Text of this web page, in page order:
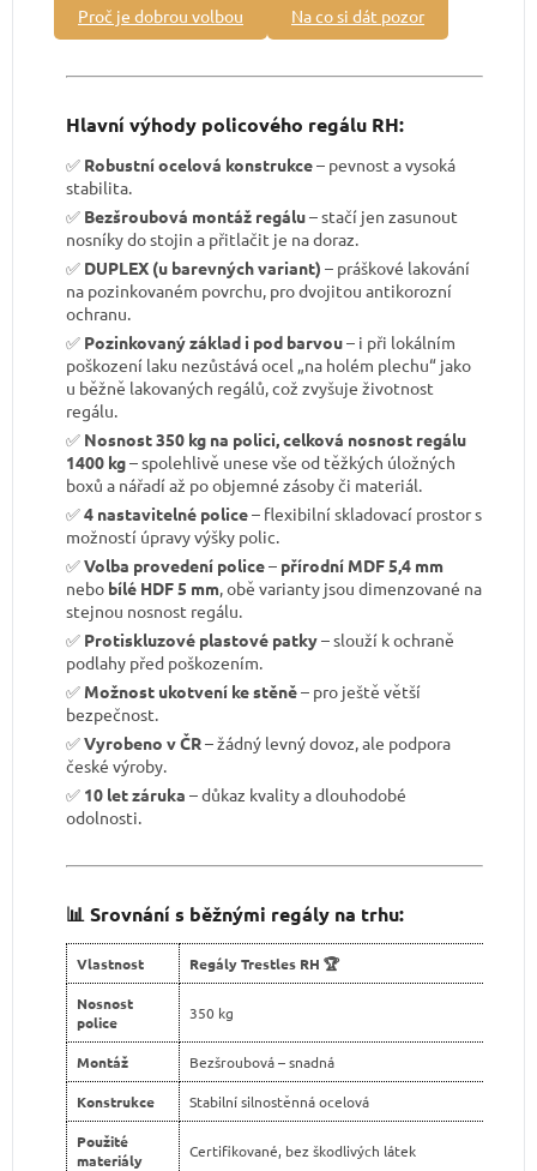
Proč je dobrou volbou Na co si dát pozor
Hlavní výhody policového regálu RH:
✅ Robustní ocelová konstrukce– pevnost a vysoká
stabilita.
✅ Bezšroubová montáž regálu– stačí jen zasunout
nosníky do stojin a přitlačit je na doraz.
✅ DUPLEX (u barevných variant) – práškové lakování
na pozinkovaném povrchu, pro dvojitou antikorozní
ochranu.
✅ Pozinkovaný základ i pod barvou– i při lokálním
poškození laku nezůstává ocel „na holém plechu“ jako
u běžně lakovaných regálů, což zvyšuje životnost
regálu.
✅ Nosnost 350 kg na polici, celková nosnost regálu
1400 kg– spolehlivě unese vše od těžkých úložných
boxů a nářadí až po objemné zásoby či materiál.
✅4 nastavitelné police– flexibilní skladovací prostor s
možností úpravy výšky polic.
✅Volba provedení police– přírodní MDF 5,4 mm
nebo bílé HDF 5 mm, obě varianty jsou dimenzované na
stejnou nosnost regálu.
✅ Protiskluzové plastové patky– slouží k ochraně
podlahy před poškozením.
✅ Možnost ukotvení ke stěně– pro ještě větší
bezpečnost.
✅Vyrobeno v ČR– žádný levný dovoz, ale podpora
české výroby.
✅ 10 let záruka – důkaz kvality a dlouhodobé
odolnosti.
📊 Srovnání s běžnými regály na trhu:
Vlastnost Regály Trestles RH 🏆
Nosnost
police
350 kg
Montáž Bezšroubová – snadná
Konstrukce Stabilní silnostěnná ocelová
Použité
materiály
Certifikované, bez škodlivých látek